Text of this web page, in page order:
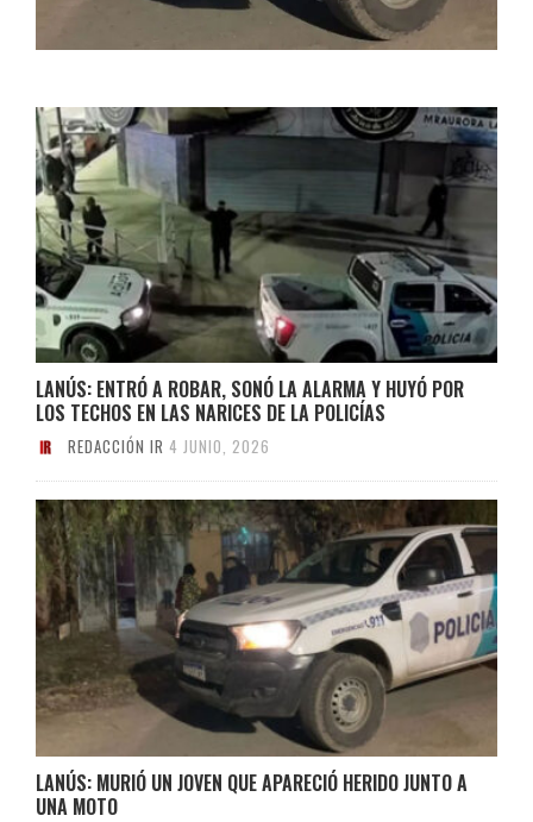
LANÚS: ENTRÓ A ROBAR, SONÓ LA ALARMA Y HUYÓ POR
LOS TECHOS EN LAS NARICES DE LA POLICÍAS
REDACCIÓN IR 4 JUNIO, 2026
LANÚS: MURIÓ UN JOVEN QUE APARECIÓ HERIDO JUNTO A
UNA MOTO